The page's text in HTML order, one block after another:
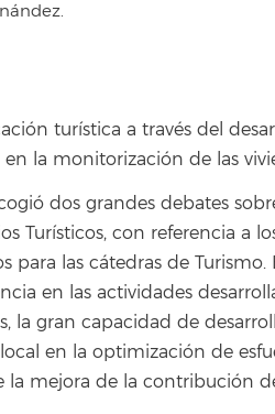
turística a través del
en la monitorización de las
dos grandes debates
Turísticos, con referencia a
para las cátedras de
en las actividades
la gran capacidad de
en la optimización de
la mejora de la contribución